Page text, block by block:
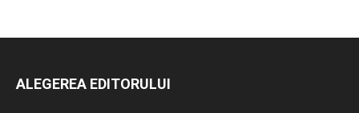
ALEGEREA EDITORULUI